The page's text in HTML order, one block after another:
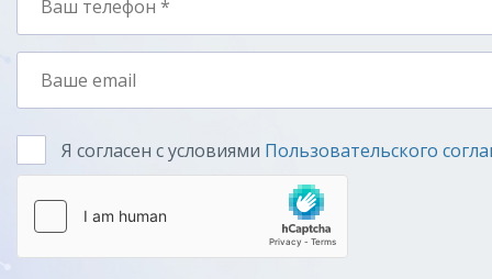
Я согласен с условиями Пользовательского